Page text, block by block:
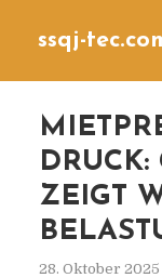
ssqj-
ZEIGT
28. Oktober 2025